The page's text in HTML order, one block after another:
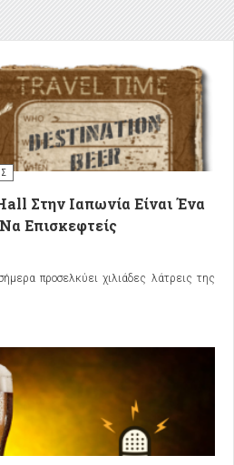
Στην Ιαπωνία Είναι Ένα
Επισκεφτείς
προσελκύει χιλιάδες λάτρεις της